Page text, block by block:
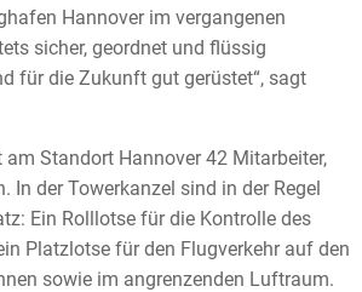
Hannover im vergangenen
sicher, geordnet und flüssig
für die Zukunft gut gerüstet“, sagt
am Standort Hannover 42 Mitarbeiter,
In der Towerkanzel sind in der Regel
Ein Rolllotse für die Kontrolle des
Platzlotse für den Flugverkehr auf den
sowie im angrenzenden Luftraum.